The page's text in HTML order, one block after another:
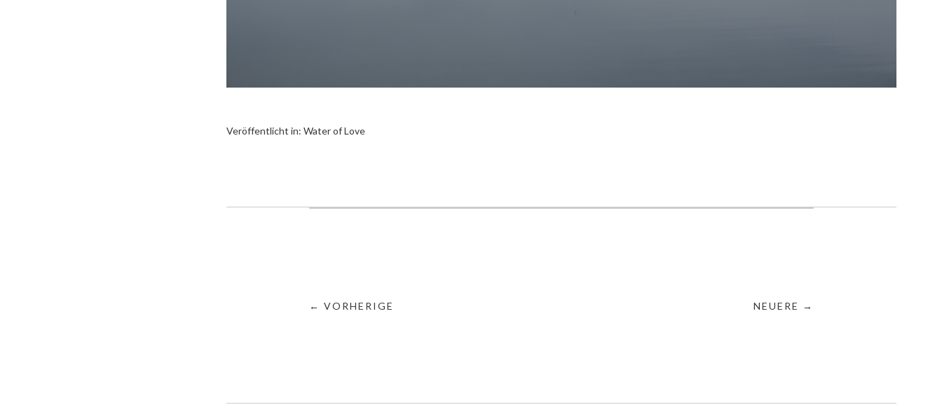
Veröffentlicht in: Water of Love
← VORHERIGE NEUERE →